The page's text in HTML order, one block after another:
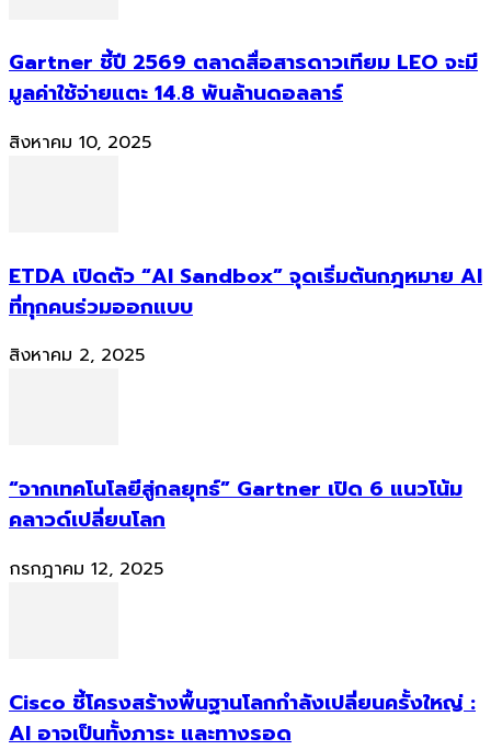
Gartner ชี้ปี 2569 ตลาดสื่อสารดาวเทียม LEO จะมี
มูลค่าใช้จ่ายแตะ 14.8 พันล้านดอลลาร์
สิงหาคม 10, 2025
ETDA เปิดตัว “AI Sandbox” จุดเริ่มต้นกฎหมาย AI
ที่ทุกคนร่วมออกแบบ
สิงหาคม 2, 2025
“จากเทคโนโลยีสู่กลยุทธ์” Gartner เปิด 6 แนวโน้ม
คลาวด์เปลี่ยนโลก
กรกฎาคม 12, 2025
Cisco ชี้โครงสร้างพื้นฐานโลกกำลังเปลี่ยนครั้งใหญ่ :
AI อาจเป็นทั้งภาระ และทางรอด